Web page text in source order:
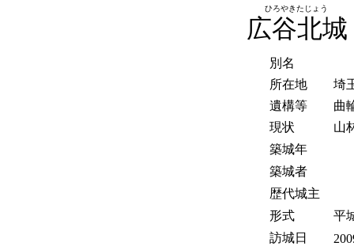
広谷北城
別名
所在地
埼
遺構等
曲
現状
山
築城年
築城者
歴代城主
形式
平
訪城日
ひろやきたじょう